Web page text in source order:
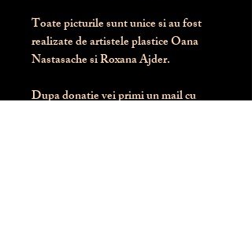
Toate picturile sunt unice si au fost
realizate de artistele plastice Oana
Nastasache si Roxana Ajder.
Dupa donatie vei primi un mail cu